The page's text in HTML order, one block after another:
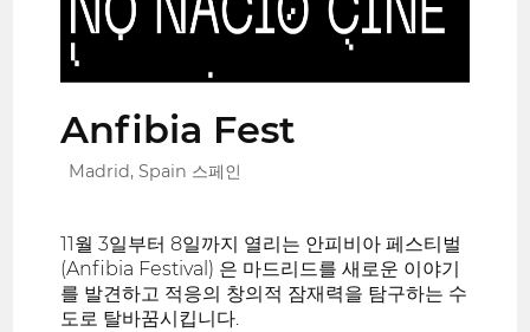
Anfibia Fest
Madrid, Spain 스페인
11월 3일부터 8일까지 열리는 안피비아 페스티벌
(Anfibia Festival) 은 마드리드를 새로운 이야기
를 발견하고 적응의 창의적 잠재력을 탐구하는 수
도로 탈바꿈시킵니다.